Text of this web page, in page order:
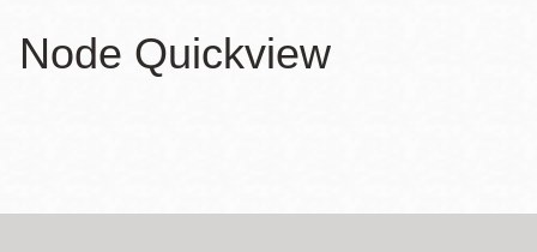
de
navegación
Node Quickview